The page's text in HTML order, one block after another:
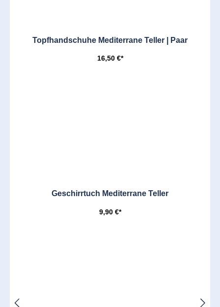
Topfhandschuhe Mediterrane Teller | Paar
16,50 €*
Geschirrtuch Mediterrane Teller
9,90 €*